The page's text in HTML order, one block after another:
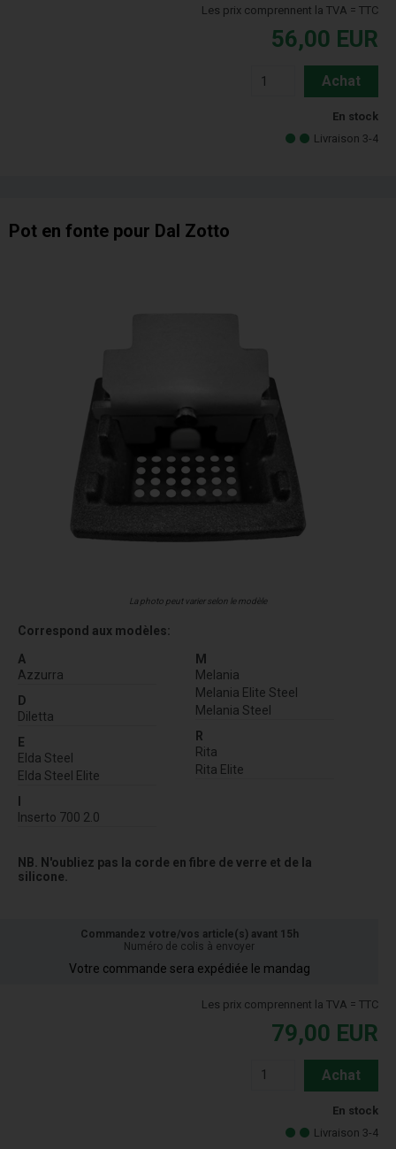
Les prix comprennent la TVA = TTC
56,00 EUR
Achat
En stock
Livraison 3-4
Pot en fonte pour Dal Zotto
La photo peut varier selon le modèle
Correspond aux modèles:
A
Azzurra
D
Diletta
E
Elda Steel
Elda Steel Elite
I
Inserto 700 2.0
M
Melania
Melania Elite Steel
Melania Steel
R
Rita
Rita Elite
NB. N'oubliez pas la corde en fibre de verre et de la
silicone.
Commandez votre/vos article(s) avant 15h
Numéro de colis à envoyer
Votre commande sera expédiée le mandag
Les prix comprennent la TVA = TTC
79,00 EUR
Achat
En stock
Livraison 3-4